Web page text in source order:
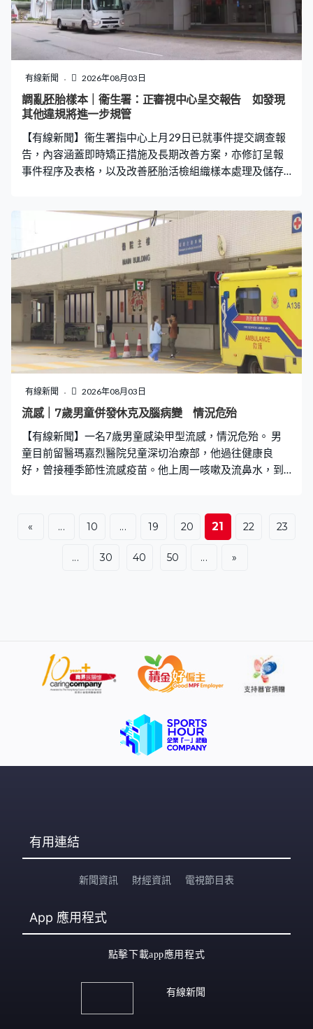
有線新聞 2026年08月03日
調亂胚胎樣本｜衞生署：正審視中心呈交報告 如發現
其他違規將進一步規管
【有線新聞】衞生署指中心上月29日已就事件提交調查報
告，內容涵蓋即時矯正措施及長期改善方案，亦修訂呈報
事件程序及表格，以及改善胚胎活檢組織樣本處理及儲存
有線新聞 2026年08月03日
流感｜7歲男童併發休克及腦病變 情況危殆
【有線新聞】一名7歲男童感染甲型流感，情況危殆。 男
童目前留醫瑪嘉烈醫院兒童深切治療部，他過往健康良
好，曾接種季節性流感疫苗。他上周一咳嗽及流鼻水，到
心說流感病毒檢測及公立醫院流感相關入院率，兩項監測
指標上周均有所上升，預料未來數周流感活躍程度維持高
水平，呼籲市民出現呼吸道病徵應盡早求醫，減低併發症
« ... 10 ... 19 20 21 22 23
... 30 40 50 ... »
有用連結
新聞資訊 財經資訊 電視節目表
App 應用程式
點擊下載app應用程式
有線新聞